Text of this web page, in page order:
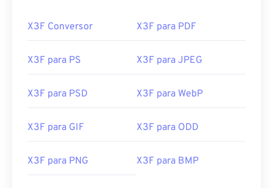
X3F Conversor X3F para PDF
X3F para PS X3F para JPEG
X3F para PSD X3F para WebP
X3F para GIF X3F para ODD
X3F para PNG X3F para BMP